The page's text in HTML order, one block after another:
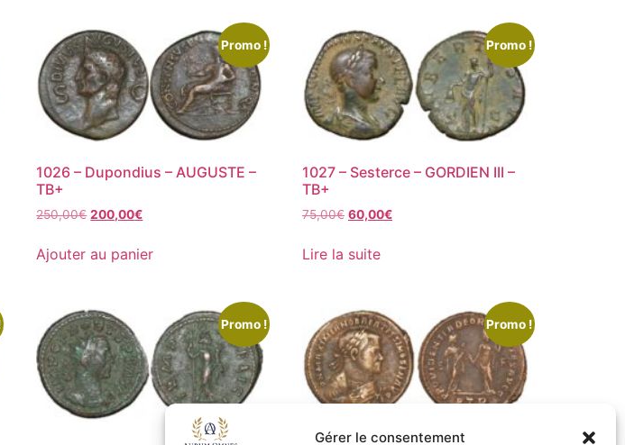
Gérer le consentement
Promo !
1026 – Dupondius – AUGUSTE –
TB+
250,00€ 200,00€
Ajouter au panier
Promo !
1027 – Sesterce – GORDIEN III –
TB+
75,00€ 60,00€
Lire la suite
Promo ! Promo !